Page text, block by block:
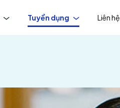
Tuyển dụng Liên hệ